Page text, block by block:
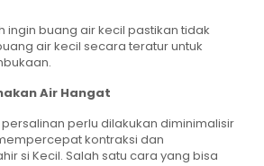
ingin buang air kecil pastikan tidak
air kecil secara teratur untuk
Air Hangat
perlu dilakukan diminimalisir
kontraksi dan
si Kecil. Salah satu cara yang bisa